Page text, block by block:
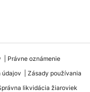
Právne oznámenie
údajov
Zásady používania
likvidácia žiaroviek